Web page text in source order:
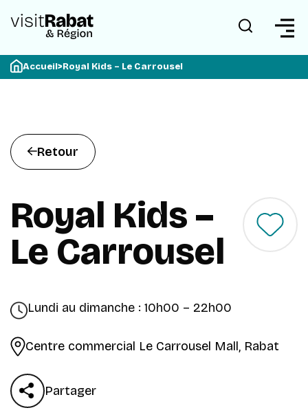
Accueil>Royal Kids – Le Carrousel
Retour
Royal Kids –
Le Carrousel
Lundi au dimanche : 10h00 – 22h00
Centre commercial Le Carrousel Mall, Rabat
Partager